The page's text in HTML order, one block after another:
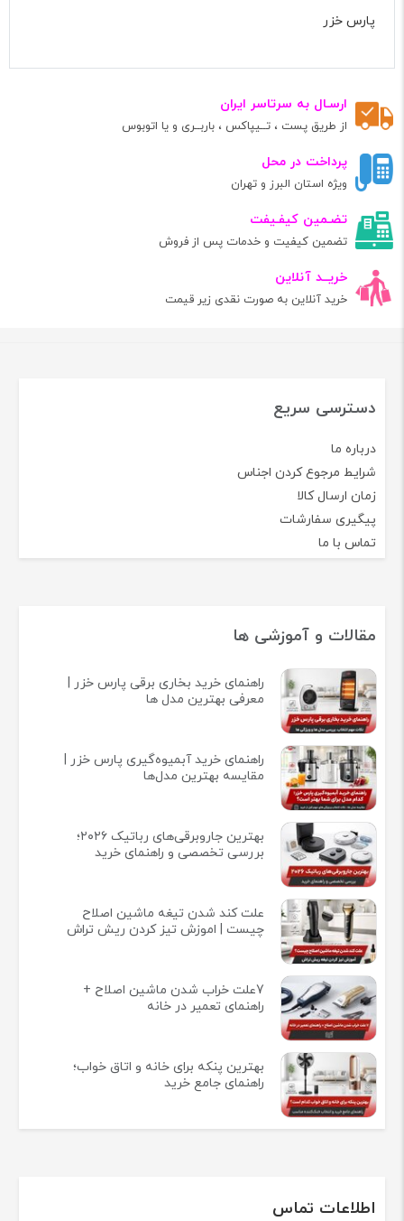
پارس خزر
ارسـال به سرتاسر ایران
از طریق پست ، تــیپاکس ، باربــری و یا اتوبوس
پرداخت در محل
ویژه استان البرز و تهران
تضـمین کیفـیفت
تضمین کیفیت و خدمات پس از فروش
خریــد آنلاین
خرید آنلاین به صورت نقدی زیر قیمت
دسترسی سریع
درباره ما
شرایط مرجوع کردن اجناس
زمان ارسال کالا
پیگیری سفارشات
تماس با ما
مقالات و آموزشی ها
راهنمای خرید بخاری برقی پارس خزر |
معرفی بهترین مدل ها
راهنمای خرید آبمیوه‌گیری پارس خزر |
مقایسه بهترین مدل‌ها
بهترین جاروبرقی‌های رباتیک ۲۰۲۶؛
بررسی تخصصی و راهنمای خرید
علت کند شدن تیغه ماشین اصلاح
چیست | اموزش تیز کردن ریش تراش
7علت خراب شدن ماشین اصلاح +
راهنمای تعمیر در خانه
بهترین پنکه برای خانه و اتاق خواب؛
راهنمای جامع خرید
اطلاعات تماس